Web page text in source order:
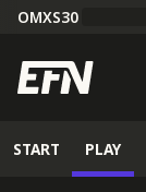
OMXS30
START PLAY